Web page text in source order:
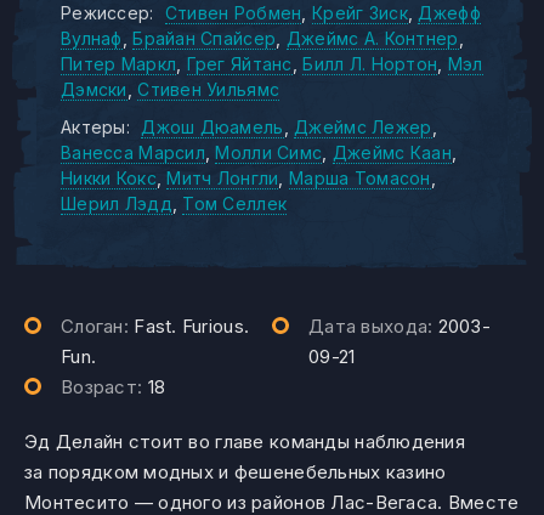
Режиссер: Стивен Робмен Крейг Зиск Джефф
Вулнаф
Брайан Спайсер
Джеймс А. Контнер
Питер Маркл Грег Яйтанс Билл Л. Нортон Мэл
Дэмски
Стивен Уильямс
Актеры:
Джош Дюамель
Джеймс Лежер
Ванесса Марсил Молли Симс
Джеймс Каан
Никки Кокс Митч Лонгли Марша Томасон
Шерил Лэдд
Том Селлек
Слоган: Fast. Furious.
Fun.
Дата выхода: 2003-
09-21
Возраст: 18
Эд Делайн стоит во главе команды наблюдения
за порядком модных и фешенебельных казино
Монтесито — одного из районов Лас-Вегаса. Вместе